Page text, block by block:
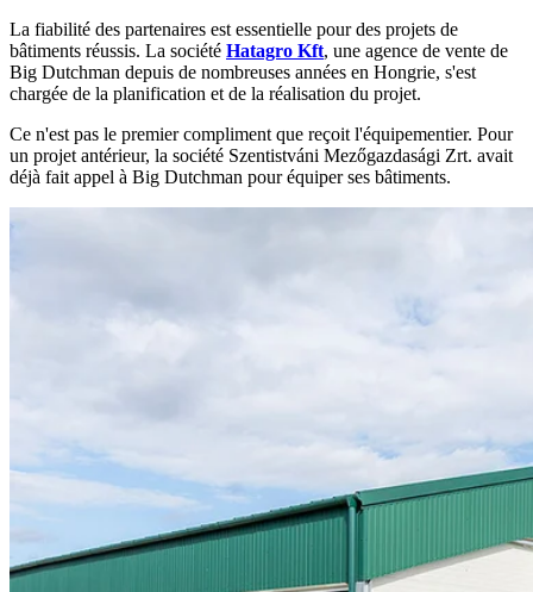
La fiabilité des partenaires est essentielle pour des projets de
bâtiments réussis. La société Hatagro Kft, une agence de vente de
Big Dutchman depuis de nombreuses années en Hongrie, s'est
chargée de la planification et de la réalisation du projet.
Ce n'est pas le premier compliment que reçoit l'équipementier. Pour
un projet antérieur, la société Szentistváni Mezőgazdasági Zrt. avait
déjà fait appel à Big Dutchman pour équiper ses bâtiments.